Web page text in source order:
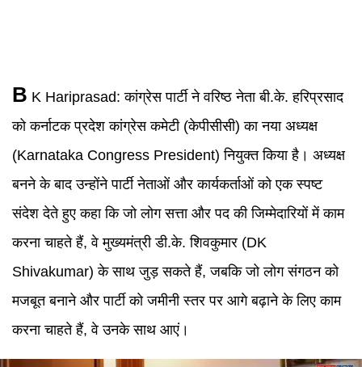
B K Hariprasad:कांग्रेस पार्टी ने वरिष्ठ नेता बी.के. हरिप्रसाद
को कर्नाटक प्रदेश कांग्रेस कमेटी (केपीसीसी) का नया अध्यक्ष
(Karnataka Congress President) नियुक्त किया है। अध्यक्ष
बनने के बाद उन्होंने पार्टी नेताओं और कार्यकर्ताओं को एक स्पष्ट
संदेश देते हुए कहा कि जो लोग सत्ता और पद की जिम्मेदारियों में काम
करना चाहते हैं, वे मुख्यमंत्री डी.के. शिवकुमार (DK
Shivakumar) के साथ जुड़ सकते हैं, जबकि जो लोग संगठन को
मजबूत बनाने और पार्टी को जमीनी स्तर पर आगे बढ़ाने के लिए काम
करना चाहते हैं, वे उनके साथ आएं।